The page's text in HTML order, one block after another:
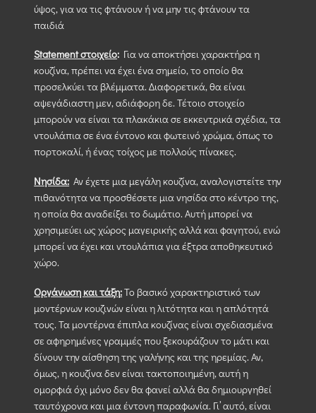
ύψος, για να τις φτάνουν ή να μην τις φτάνουν τα
παιδιά
Statement στοιχείο: Για να αποκτήσει χαρακτήρα η
κουζίνα, πρέπει να έχει ένα σημείο, το οποίο θα
προσελκύει τα βλέμματα. Διαφορετικά, θα είναι
αψεγάδιαστη μεν, αδιάφορη δε. Τέτοιο στοιχείο
μπορούν να είναι τα πλακάκια σε εκκεντρικά σχέδια, τα
ντουλάπια σε ένα έντονο και φωτεινό χρώμα, όπως το
πορτοκαλί, ή ένας τοίχος με πολλούς πίνακες.
Νησίδα: Αν έχετε μια μεγάλη κουζίνα, αναλογιστείτε την
πιθανότητα να προσθέσετε μια νησίδα στο κέντρο της,
η οποία θα αναδείξει το δωμάτιο. Αυτή μπορεί να
χρησιμεύει ως χώρος μαγειρικής αλλά και φαγητού, ενώ
μπορεί να έχει και ντουλάπια για έξτρα αποθηκευτικό
χώρο.
Οργάνωση και τάξη:Το βασικό χαρακτηριστικό των
μοντέρνων κουζινών είναι η λιτότητα και η απλότητά
τους. Τα μοντέρνα έπιπλα κουζίνας είναι σχεδιασμένα
σε αφηρημένες γραμμές που ξεκουράζουν το μάτι και
δίνουν την αίσθηση της γαλήνης και της ηρεμίας. Αν,
όμως, η κουζίνα δεν είναι τακτοποιημένη, αυτή η
ομορφιά όχι μόνο δεν θα φανεί αλλά θα δημιουργηθεί
ταυτόχρονα και μια έντονη παραφωνία. Γι’ αυτό, είναι